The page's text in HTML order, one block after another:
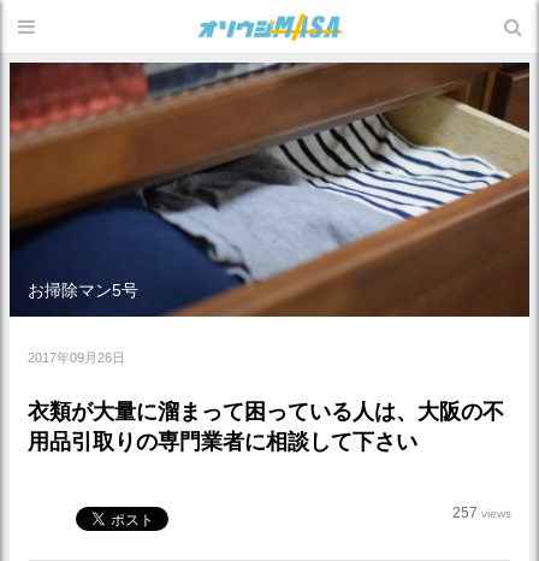
お掃除マン5号
2017年09月26日
衣類が大量に溜まって困っている人は、大阪の不
用品引取りの専門業者に相談して下さい
257 views